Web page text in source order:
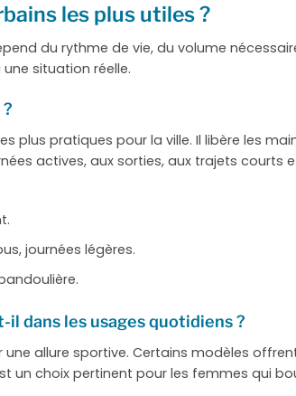
les plus utiles ?
du rythme de vie, du volume
situation réelle.
plus pratiques pour la ville. Il libère les
actives, aux sorties, aux trajets courts
journées légères.
il dans les usages quotidiens ?
une allure sportive. Certains modèles
un choix pertinent pour les femmes qui